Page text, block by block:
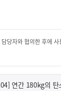
당자와 협의한 후에